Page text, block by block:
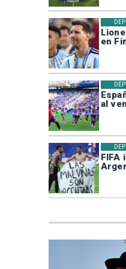
en
al
FIFA